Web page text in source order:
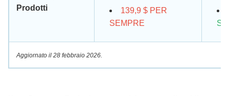
Prodotti
139,9 $ PER
SEMPRE
Aggiornato il 28 febbraio 2026.